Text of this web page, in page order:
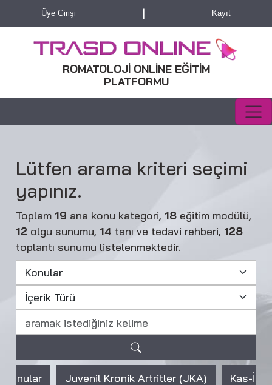
Üye Girişi | Kayıt
ROMATOLOJİ ONLİNE EĞİTİM
PLATFORMU
Lütfen arama kriteri seçimi
yapınız.
Toplam 19 ana konu kategori, 18 eğitim modülü,
12 olgu sunumu, 14 tanı ve tedavi rehberi, 128
toplantı sunumu listelenmektedir.
Kronik Artritler (JKA) Kas-İskelet Sistemini